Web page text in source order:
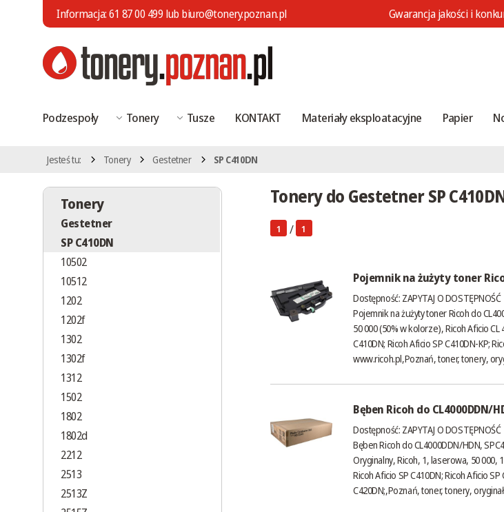
Informacja:61 87 00 499 lub biuro@tonery.poznan.pl Gwarancja jakości i
Podzespoły Tonery Tusze KONTAKT Materiały eksploatacyjne Papier
Jesteś tu: Tonery Gestetner SP C410DN
Tonery do Gestetner SP
1 / 1
Pojemnik na żużyty toner
Dostępność: ZAPYTAJ O DOSTĘPNOŚĆ
Pojemnik na żużyty toner Ricoh do
50 000 (50% w kolorze), Ricoh Aficio CL
C410DN; Ricoh Aficio SP C410DN-KP;
www.ricoh.pl,Poznań, toner, tonery,
Bęben Ricoh do CL4000DDN/
Dostępność: ZAPYTAJ O DOSTĘPNOŚĆ
Bęben Ricoh do CL4000DDN/HDN,
Oryginalny, Ricoh, 1, laserowa, 50 000,
Ricoh Aficio SP C410DN; Ricoh Aficio
C420DN;,Poznań, toner, tonery,
Tonery
Gestetner
10502
10512
1202
1202f
1302
1302f
1312
1502
1802
1802d
2212
2513
2513Z
SP C410DN